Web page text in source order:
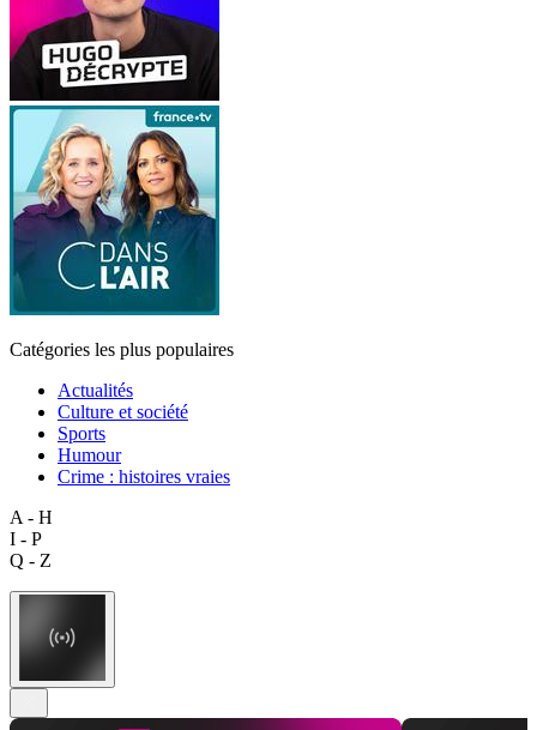
Catégories les plus populaires
Actualités
Culture et société
Sports
Humour
Crime : histoires vraies
A - H
I - P
Q - Z